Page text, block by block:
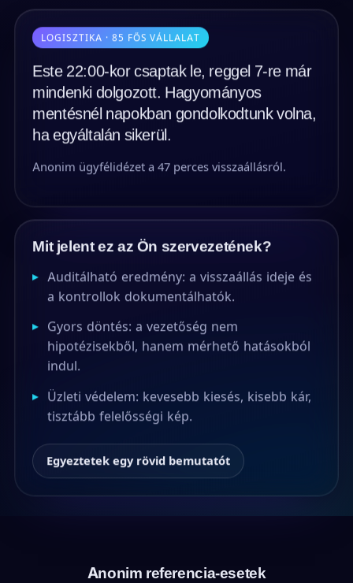
LOGISZTIKA · 85 FŐS VÁLLALAT
Este 22:00-kor csaptak le, reggel 7-re már
mindenki dolgozott. Hagyományos
mentésnél napokban gondolkodtunk volna,
ha egyáltalán sikerül.
Anonim ügyfélidézet a 47 perces visszaállásról.
Mit jelent ez az Ön szervezetének?
▸ Auditálható eredmény: a visszaállás ideje és
a kontrollok dokumentálhatók.
▸ Gyors döntés: a vezetőség nem
hipotézisekből, hanem mérhető hatásokból
indul.
▸ Üzleti védelem: kevesebb kiesés, kisebb kár,
tisztább felelősségi kép.
Egyeztetek egy rövid bemutatót
Anonim referencia-esetek